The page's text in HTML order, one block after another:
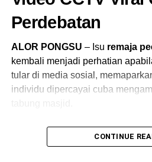
Perdebatan
ALOR PONGSU – Isu remaja
kembali menjadi perhatian
tular di media sosial,
individu dipercayai cuba
Kejadian yang dipercayai
sekitar Alor Pongsu itu
CONTINUE